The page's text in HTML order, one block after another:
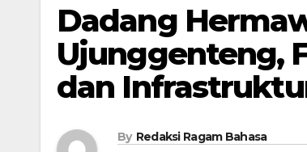
Dadang
Ujunggenteng,
dan
By Redaksi Ragam Bahasa